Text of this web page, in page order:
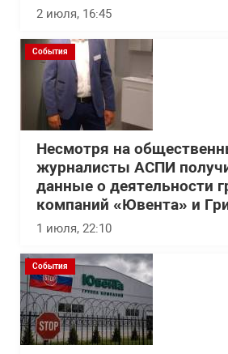
2 июля, 16:45
События
Несмотря на
журналисты АСПИ
данные о деятельности
компаний «Ювента» и
1 июля, 22:10
События